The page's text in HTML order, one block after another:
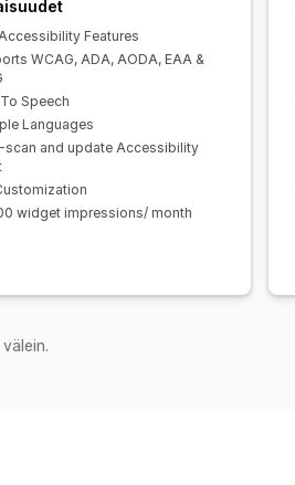
Features
WCAG, ADA, AODA, EAA &
Speech
Languages
scan and update Accessibility
widget impressions/ month